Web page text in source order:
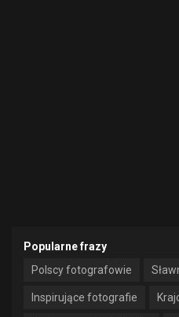
Popularne frazy
Polscy fotografowie
Inspirujące fotografie